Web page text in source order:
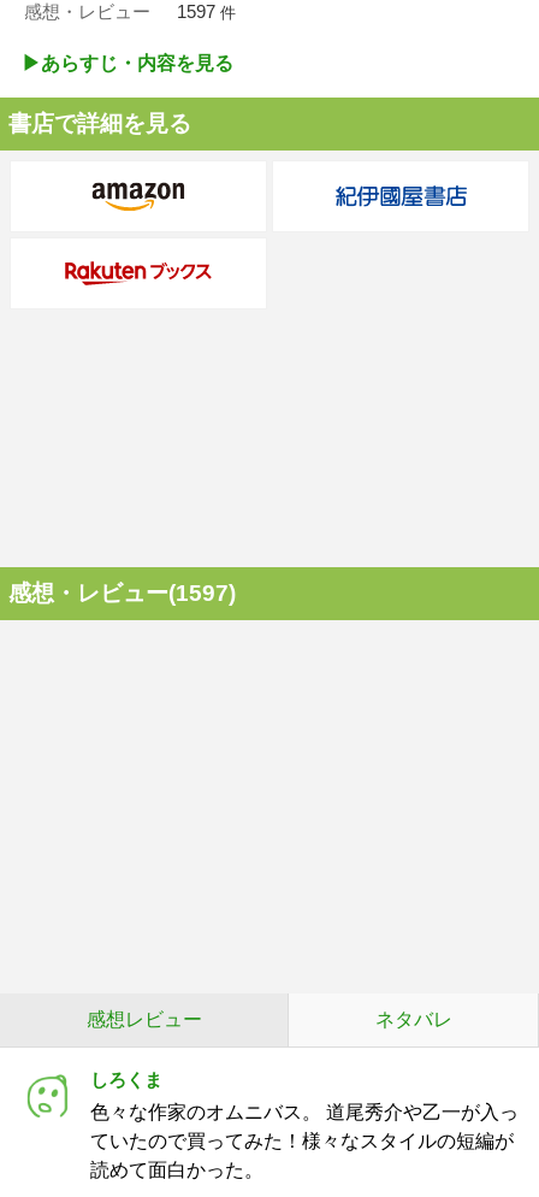
感想・レビュー 1597 件
▶︎あらすじ・内容を見る
書店で詳細を見る
感想・レビュー(1597)
感想レビュー ネタバレ
しろくま
色々な作家のオムニバス。 道尾秀介や乙一が入っ
ていたので買ってみた！様々なスタイルの短編が
読めて面白かった。